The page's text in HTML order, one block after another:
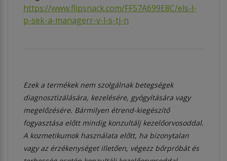
https://www.flipsnack.com/FF57A699E8C/els-l-
p-sek-a-managerr-v-l-s-tj-n
Ezek a termékek nem szolgálnak betegségek
diagnosztizálására, kezelésére, gyógyítására vagy
megelőzésére. Bármilyen étrend-kiegészítő
fogyasztása előtt mindig konzultálj kezelőorvosoddal.
A kozmetikumok használata előtt, ha bizonytalan
vagy az érzékenységet illetően, végezz bőrpróbát és